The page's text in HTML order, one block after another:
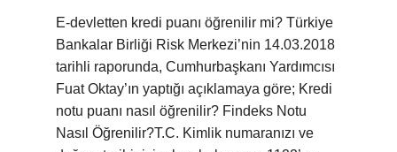
E-devletten kredi puanı öğrenilir mi? Türkiye
Bankalar Birliği Risk Merkezi’nin 14.03.2018
tarihli raporunda, Cumhurbaşkanı Yardımcısı
Fuat Oktay’ın yaptığı açıklamaya göre; Kredi
notu puanı nasıl öğrenilir? Findeks Notu
Nasıl Öğrenilir?T.C. Kimlik numaranızı ve